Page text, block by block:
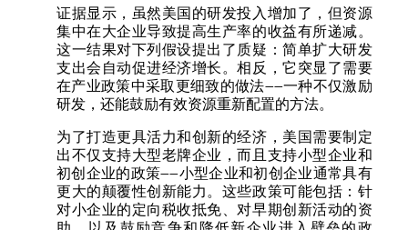
证据显示，虽然美国的研发投入增加了，但资源
集中在大企业导致提高生产率的收益有所递减。
这一结果对下列假设提出了质疑：简单扩大研发
支出会自动促进经济增长。相反，它突显了需要
在产业政策中采取更细致的做法——一种不仅激励
研发，还能鼓励有效资源重新配置的方法。
为了打造更具活力和创新的经济，美国需要制定
出不仅支持大型老牌企业，而且支持小型企业和
初创企业的政策——小型企业和初创企业通常具有
更大的颠覆性创新能力。这些政策可能包括：针
对小企业的定向税收抵免、对早期创新活动的资